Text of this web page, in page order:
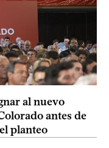
al nuevo
antes de
planteo